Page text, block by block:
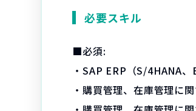
必要スキル
■必須:
・SAP ERP（S/4HANA
・購買管理、在庫管理に